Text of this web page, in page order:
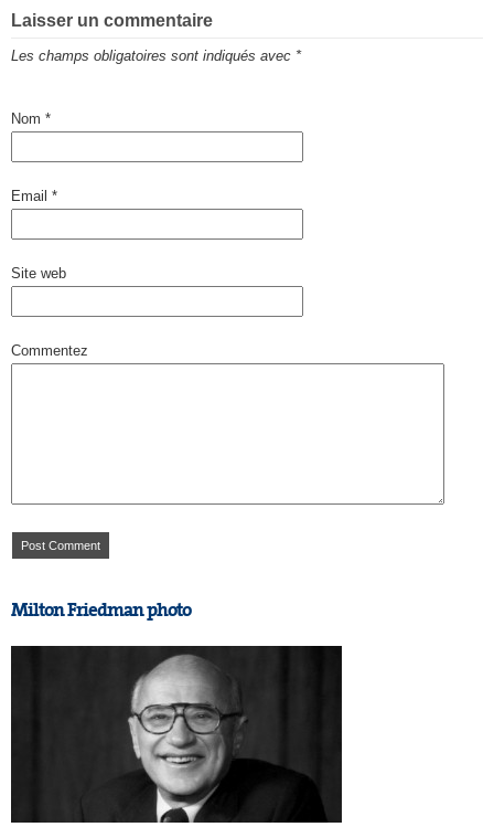
Laisser un commentaire
Les champs obligatoires sont indiqués avec *
Nom *
Email *
Site web
Commentez
Milton Friedman photo